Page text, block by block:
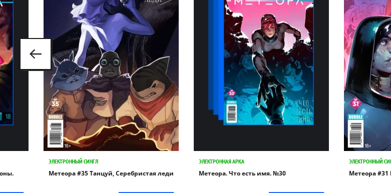
ЭЛЕКТРОННЫЙ СИНГЛ
Метеора #35 Танцуй, Серебристая леди
ЭЛЕКТРОННАЯ АРКА
Метеора. Что есть имя. №30
ЭЛЕКТРОННЫЙ
Метеора #31